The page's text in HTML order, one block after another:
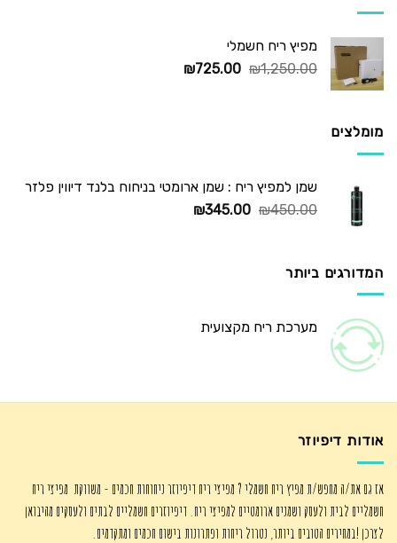
מפיץ ריח חשמלי
₪1,250.00
המחיר
₪725.00
המחיר
מומלצים
שמן למפיץ ריח : שמן ארומטי בניחוח בלנד דיווין פלזר
₪450.00
המחיר
₪345.00
המחיר
המדורגים ביותר
מערכת ריח מקצועית
אודות דיפיוזר
אז גם את/ה מחפש/ת מפיץ ריח חשמלי ? מפיצי ריח דיפיוזר ניחוחות חכמים - משווקת מפיצי ריח
חשמליים לבית ולעסק ושמנים ארומטיים למפיצי ריח. דיפיוזרים חשמליים לבתים ולעסקים מהיבואן
לצרכן !במחירים הטובים ביותר, נטרול ריחות ופתרונות בישום חכמים ומתקדמים.